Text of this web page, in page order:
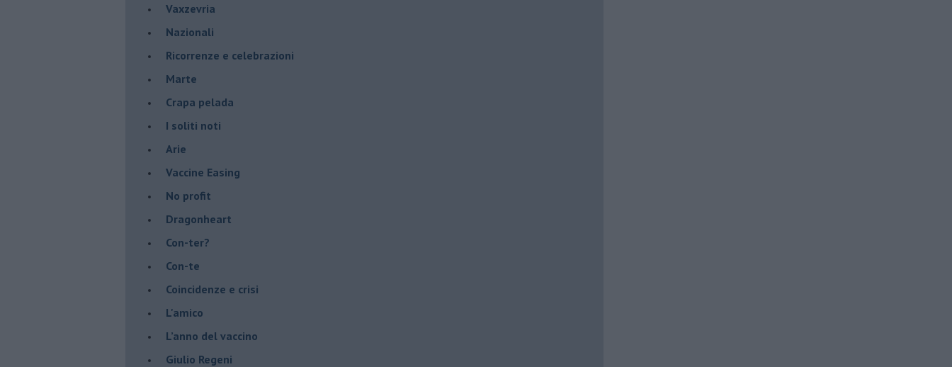
Vaxzevria
Nazionali
​Ricorrenze e celebrazioni
Marte
​Crapa pelada
​I soliti noti
Arie
​Vaccine Easing
No profit
Dragonheart
Con-ter?
​Con-te
Coincidenze e crisi
L'amico
​L’anno del vaccino
Giulio Regeni